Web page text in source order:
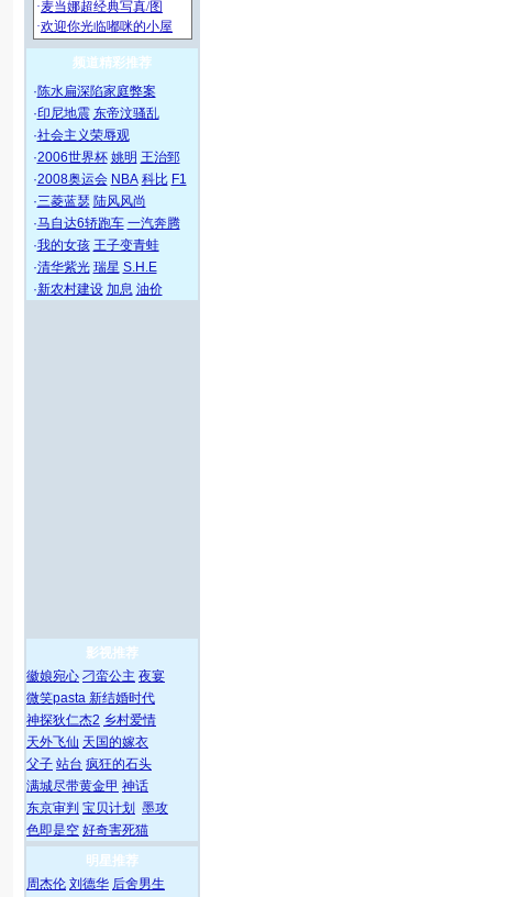
频道精彩推荐
·陈水扁深陷家庭弊案
·印尼地震 东帝汶骚乱
·社会主义荣辱观
·2006世界杯 姚明 王治郅
·2008奥运会 NBA 科比 F1
·三菱蓝瑟 陆风风尚
·马自达6轿跑车 一汽奔腾
·我的女孩 王子变青蛙
·清华紫光 瑞星 S.H.E
·新农村建设 加息 油价
影视推荐
徽娘宛心 刁蛮公主 夜宴
微笑pasta 新结婚时代
神探狄仁杰2 乡村爱情
天外飞仙 天国的嫁衣
父子 站台 疯狂的石头
满城尽带黄金甲 神话
东京审判 宝贝计划
墨攻
色即是空 好奇害死猫
明星推荐
周杰伦 刘德华 后舍男生